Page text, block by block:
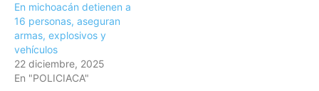
En michoacán detienen a
16 personas, aseguran
armas, explosivos y
vehículos
22 diciembre, 2025
En "POLICIACA"